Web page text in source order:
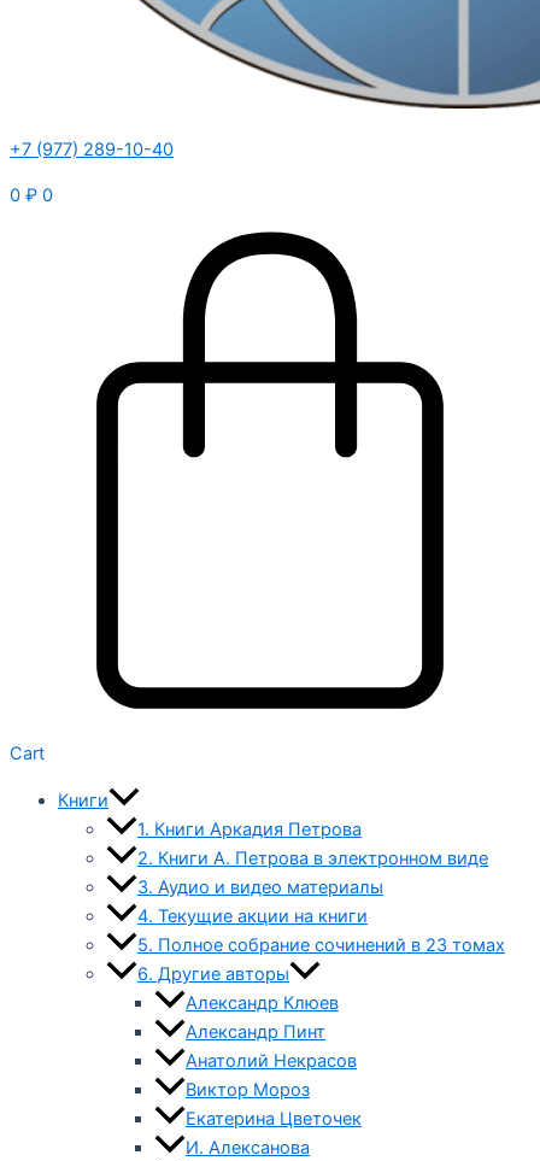
+7 (977) 289-10-40
0 ₽ 0
Cart
Книги
1. Книги Аркадия Петрова
2. Книги А. Петрова в электронном виде
3. Аудио и видео материалы
4. Текущие акции на книги
5. Полное собрание сочинений в 23 томах
6. Другие авторы
Александр Клюев
Александр Пинт
Анатолий Некрасов
Виктор Мороз
Екатерина Цветочек
И. Алексанова